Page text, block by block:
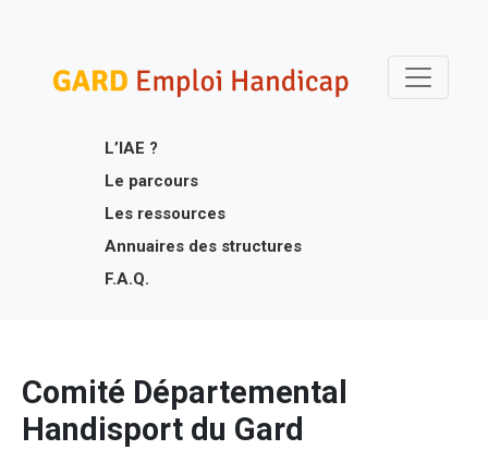
content
L’IAE ?
Le parcours
Les ressources
Annuaires des structures
F.A.Q.
Comité Départemental
Handisport du Gard